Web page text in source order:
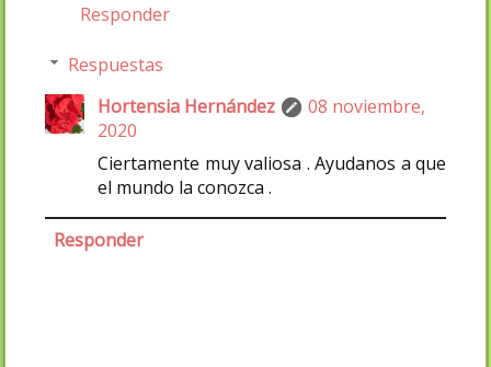
Responder
Respuestas
Hortensia Hernández
08 noviembre,
2020
Ciertamente muy valiosa . Ayudanos a que
el mundo la conozca .
Responder